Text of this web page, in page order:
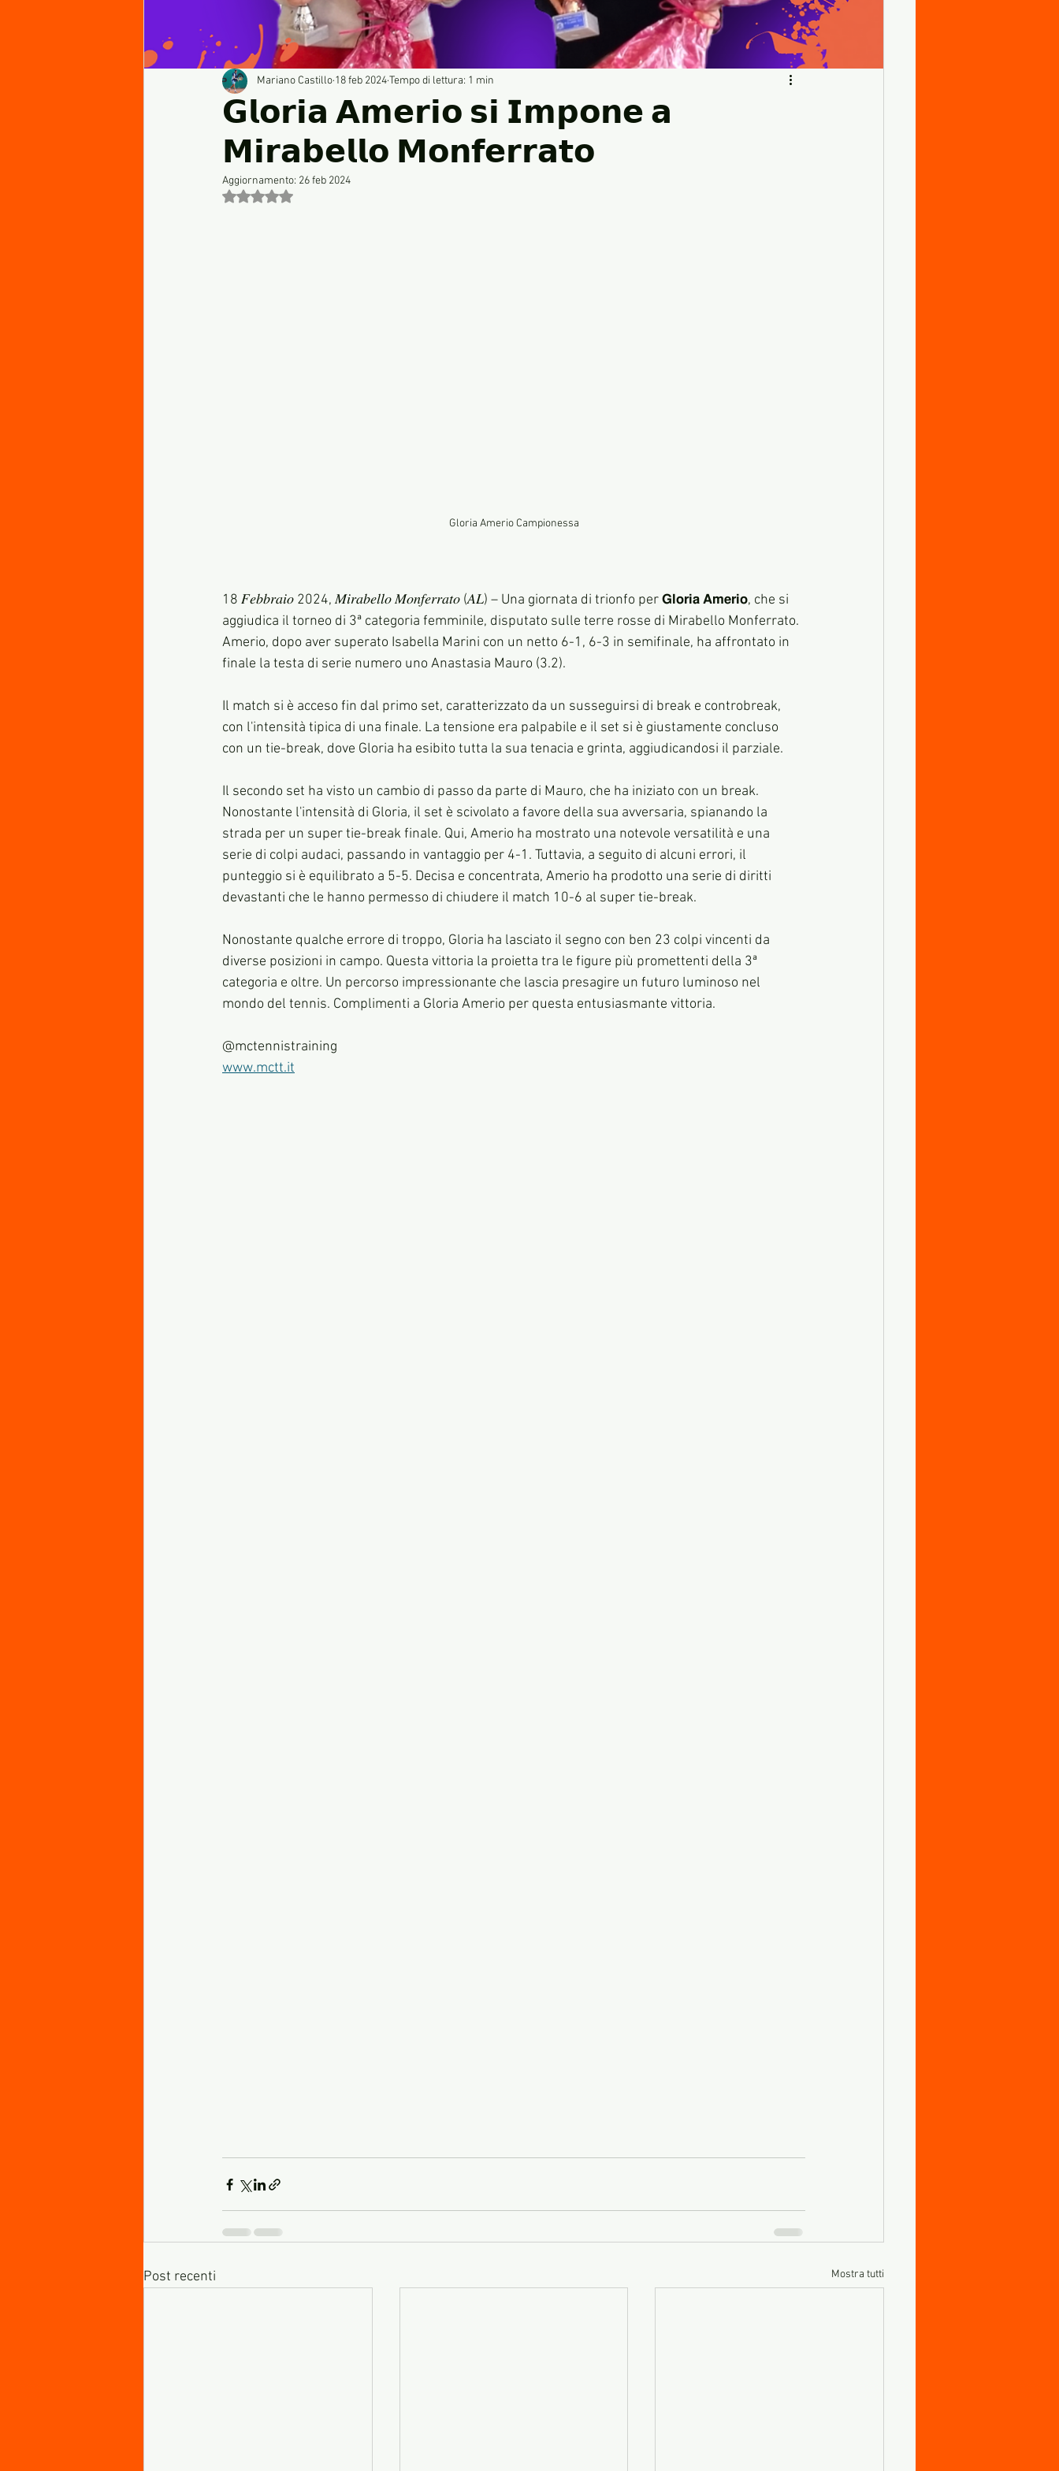
𝗚𝗹𝗼𝗿𝗶𝗮 𝗔𝗺𝗲𝗿𝗶𝗼 𝘀𝗶 𝗜𝗺𝗽𝗼𝗻𝗲 𝗮
𝗠𝗶𝗿𝗮𝗯𝗲𝗹𝗹𝗼 𝗠𝗼𝗻𝗳𝗲𝗿𝗿𝗮𝘁𝗼
Mariano Castillo 18 feb 2024Tempo di lettura: 1 min
Aggiornamento: 26 feb 2024
Valutazione NaN stelle su 5.
Gloria Amerio Campionessa
18 𝐹𝑒𝑏𝑏𝑟𝑎𝑖𝑜 2024, 𝑀𝑖𝑟𝑎𝑏𝑒𝑙𝑙𝑜 𝑀𝑜𝑛𝑓𝑒𝑟𝑟𝑎𝑡𝑜 (𝐴𝐿) – Una giornata di trionfo per 𝗚𝗹𝗼𝗿𝗶𝗮 𝗔𝗺𝗲𝗿𝗶𝗼, che si
aggiudica il torneo di 3ª categoria femminile, disputato sulle terre rosse di Mirabello Monferrato.
Amerio, dopo aver superato Isabella Marini con un netto 6-1, 6-3 in semifinale, ha affrontato in
finale la testa di serie numero uno Anastasia Mauro (3.2).
Il match si è acceso fin dal primo set, caratterizzato da un susseguirsi di break e controbreak,
con l'intensità tipica di una finale. La tensione era palpabile e il set si è giustamente concluso
con un tie-break, dove Gloria ha esibito tutta la sua tenacia e grinta, aggiudicandosi il parziale.
Il secondo set ha visto un cambio di passo da parte di Mauro, che ha iniziato con un break.
Nonostante l'intensità di Gloria, il set è scivolato a favore della sua avversaria, spianando la
strada per un super tie-break finale. Qui, Amerio ha mostrato una notevole versatilità e una
serie di colpi audaci, passando in vantaggio per 4-1. Tuttavia, a seguito di alcuni errori, il
punteggio si è equilibrato a 5-5. Decisa e concentrata, Amerio ha prodotto una serie di diritti
devastanti che le hanno permesso di chiudere il match 10-6 al super tie-break.
Nonostante qualche errore di troppo, Gloria ha lasciato il segno con ben 23 colpi vincenti da
diverse posizioni in campo. Questa vittoria la proietta tra le figure più promettenti della 3ª
categoria e oltre. Un percorso impressionante che lascia presagire un futuro luminoso nel
mondo del tennis. Complimenti a Gloria Amerio per questa entusiasmante vittoria.
@mctennistraining
www.mctt.it
Post recenti Mostra tutti